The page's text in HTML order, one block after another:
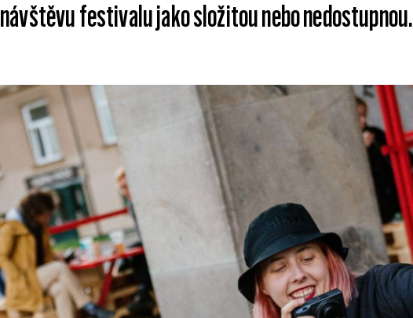
návštěvu festivalu jako složitou nebo nedostupnou.